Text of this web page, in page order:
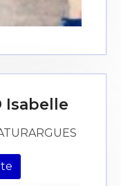
Isabelle